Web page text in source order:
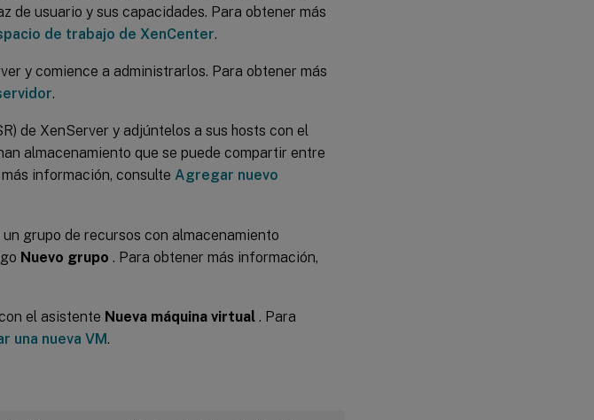
de usuario y sus capacidades. Para obtener más
de trabajo de XenCenter.
y comience a administrarlos. Para obtener más
.
de XenServer y adjúntelos a sus hosts con el
almacenamiento que se puede compartir entre
información, consulte Agregar nuevo
grupo de recursos con almacenamiento
Nuevo grupo . Para obtener más información,
el asistente Nueva máquina virtual . Para
una nueva VM.